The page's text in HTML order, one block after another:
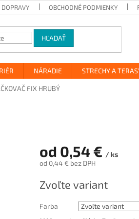
DOPRAVY OBCHODNÉ PODMIENKY
HĽADAŤ
NÁRADIE STRECHY A
FIX HRUBÝ
od 0,54 € / ks
od 0,44 € bez DPH
cena:
Zvoľte variant
Farba